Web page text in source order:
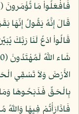
قَالُواْ ادْعُ لَنَا رَبَّكَ
الأَرْضَ وَلاَ تَسْقِي